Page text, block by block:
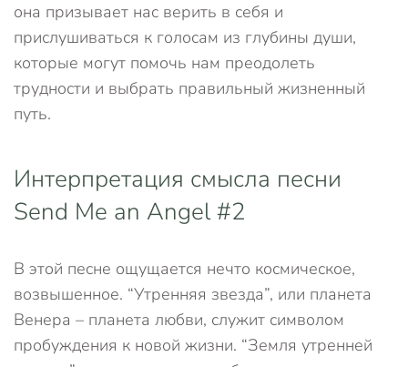
она призывает нас верить в себя и
прислушиваться к голосам из глубины души,
которые могут помочь нам преодолеть
трудности и выбрать правильный жизненный
путь.
Интерпретация смысла песни
Send Me an Angel #2
В этой песне ощущается нечто космическое,
возвышенное. “Утренняя звезда”, или планета
Венера – планета любви, служит символом
пробуждения к новой жизни. “Земля утренней